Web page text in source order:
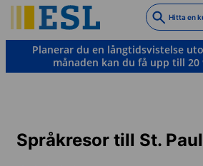
to
main
content
Hitta en
Planerar du en långtidsvistelse
månaden kan du få upp till 20
Språkresor till St.